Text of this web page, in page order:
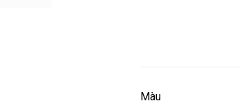
Màu